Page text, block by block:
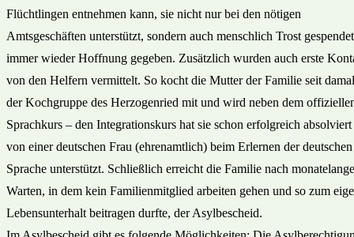
Flüchtlingen entnehmen kann, sie nicht nur bei den nötigen
Amtsgeschäften unterstützt, sondern auch menschlich Trost
immer wieder Hoffnung gegeben. Zusätzlich wurden auch erste
von den Helfern vermittelt. So kocht die Mutter der Familie seit
der Kochgruppe des Herzogenried mit und wird neben dem
Sprachkurs – den Integrationskurs hat sie schon erfolgreich absolviert
von einer deutschen Frau (ehrenamtlich) beim Erlernen der deutschen
Sprache unterstützt. Schließlich erreicht die Familie nach
Warten, in dem kein Familienmitglied arbeiten gehen und so zum
Lebensunterhalt beitragen durfte, der Asylbescheid.